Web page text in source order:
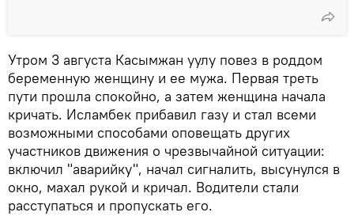
Утром 3 августа Касымжан уулу повез в роддом
беременную женщину и ее мужа. Первая треть
пути прошла спокойно, а затем женщина начала
кричать. Исламбек прибавил газу и стал всеми
возможными способами оповещать других
участников движения о чрезвычайной ситуации:
включил "аварийку", начал сигналить, высунулся в
окно, махал рукой и кричал. Водители стали
расступаться и пропускать его.